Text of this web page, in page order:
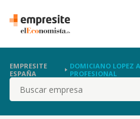
EMPRESITE
ESPAÑA
DOMICIANO LOPEZ
PROFESIONAL
Buscar